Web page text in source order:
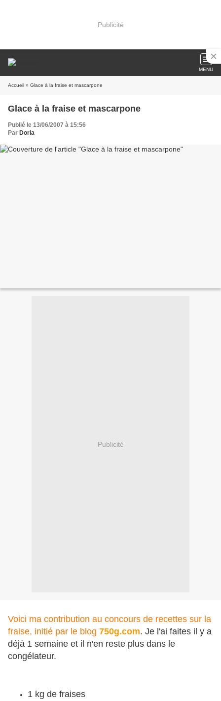
Publicité
MENU
Accueil » Glace à la fraise et mascarpone
Glace à la fraise et mascarpone
Publié le 13/06/2007 à 15:56
Par Doria
Publicité
Voici ma contribution au concours de recettes sur la
fraise, initié par le blog 750g.com. Je l'ai faites il y a
déjà 1 semaine et il n'en reste plus dans le
congélateur.
1 kg de fraises